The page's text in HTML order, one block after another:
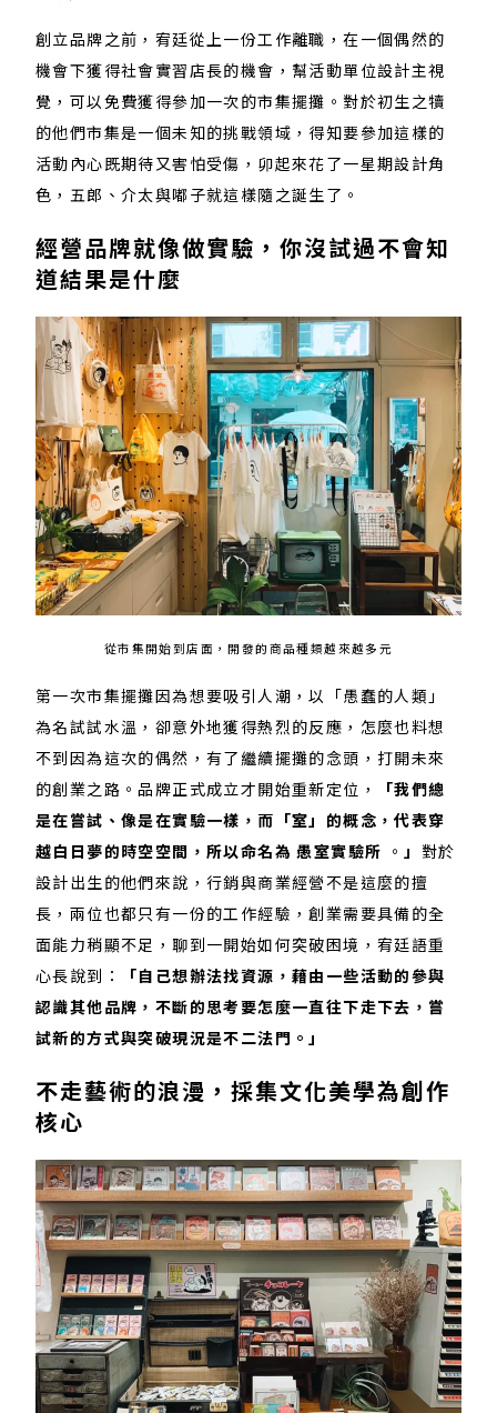
創立品牌之前，宥廷從上一份工作離職，在一個偶然的
機會下獲得社會實習店長的機會，幫活動單位設計主視
覺，可以免費獲得參加一次的市集擺攤。對於初生之犢
的他們市集是一個未知的挑戰領域，得知要參加這樣的
活動內心既期待又害怕受傷，卯起來花了一星期設計角
色，五郎、介太與嘟子就這樣隨之誕生了。
經營品牌就像做實驗，你沒試過不會知
道結果是什麼
從市集開始到店面，開發的商品種類越來越多元
第一次市集擺攤因為想要吸引人潮，以「愚蠢的人類」
為名試試水溫，卻意外地獲得熱烈的反應，怎麼也料想
不到因為這次的偶然，有了繼續擺攤的念頭，打開未來
的創業之路。品牌正式成立才開始重新定位，
「我們總
是在嘗試、像是在實驗一樣，而「室」的概念，代表穿
越白日夢的時空空間，所以命名為 愚室實驗所
。 」 對於
設計出生的他們來說，行銷與商業經營不是這麼的擅
長，兩位也都只有一份的工作經驗，創業需要具備的全
面能力稍顯不足，聊到一開始如何突破困境，宥廷語重
心長說到：
「自己想辦法找資源，藉由一些活動的參與
認識其他品牌，不斷的思考要怎麼一直往下走下去，嘗
試新的方式與突破現況是不二法門。」
不走藝術的浪漫，採集文化美學為創作
核心